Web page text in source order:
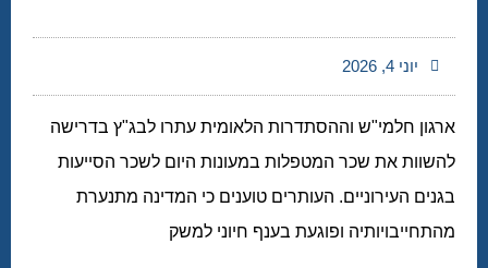
יוני 4, 2026
ארגון חלמי"ש וההסתדרות הלאומית עתרו לבג"ץ בדרישה
להשוות את שכר המטפלות במעונות היום לשכר הסייעות
בגנים העירוניים. העותרים טוענים כי המדינה מתנערת
מהתחייבויותיה ופוגעת בענף חיוני למשק